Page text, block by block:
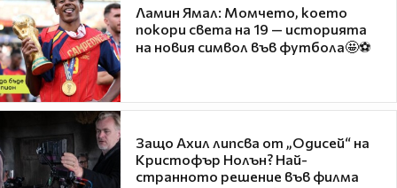
Ламин Ямал: Момчето, което
покори света на 19 — историята
на новия символ във футбола🤩⚽
Защо Ахил липсва от „Одисей“ на
Кристофър Нолън? Най-
странното решение във филма